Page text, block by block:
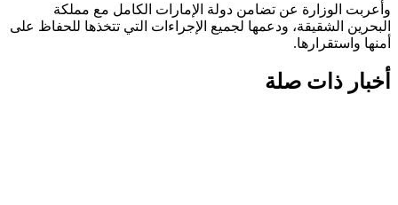
وأعربت الوزارة عن تضامن دولة الإمارات الكامل مع مملكة
البحرين الشقيقة، ودعمها لجميع الإجراءات التي تتخذها للحفاظ على
أمنها واستقرارها.
أخبار ذات صلة